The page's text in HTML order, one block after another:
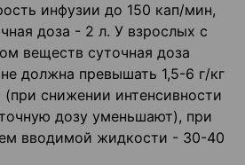
инфузии до 150 кап/мин,
доза - 2 л. У взрослых с
веществ суточная доза
должна превышать 1,5-6 г/кг
снижении интенсивности
дозу уменьшают), при
вводимой жидкости - 30-40